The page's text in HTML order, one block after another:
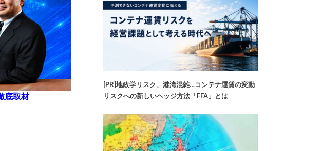
底取材
[PR]地政学リスク、港湾混雑…コンテナ運賃の変動
リスクへの新しいヘッジ方法「FFA」とは